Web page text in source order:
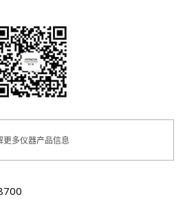
更多仪器产品信息